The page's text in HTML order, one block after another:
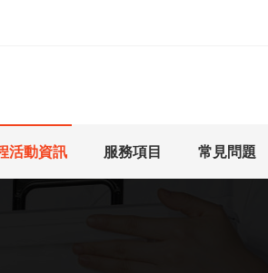
活動資訊 服務項目 常見問題